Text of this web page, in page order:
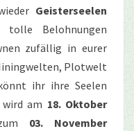
Geisterseelen
Belohnungen
zufällig in eurer
Plotwelt
ihr ihre Seelen
wird am 18. Oktober
03. November